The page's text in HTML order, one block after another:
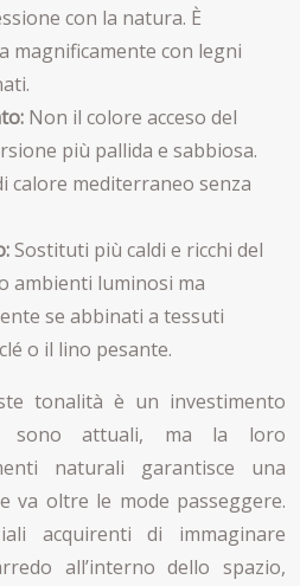
con la natura. È
magnificamente con legni
Non il colore acceso del
più pallida e sabbiosa.
calore mediterraneo senza
Sostituti più caldi e ricchi del
ambienti luminosi ma
se abbinati a tessuti
o il lino pesante.
tonalità è un investimento
sono attuali, ma la loro
naturali garantisce una
va oltre le mode passeggere.
acquirenti di immaginare
all’interno dello spazio,